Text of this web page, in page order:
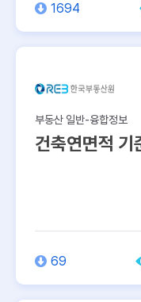
1694
부동산 일반-융합정보
건축연면적 기
69